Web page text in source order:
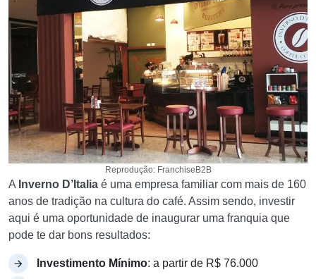
Reprodução: FranchiseB2B
A Inverno D’Italia é uma empresa familiar com mais de 160
anos de tradição na cultura do café. Assim sendo, investir
aqui é uma oportunidade de inaugurar uma franquia que
pode te dar bons resultados:
Investimento Mínimo: a partir de R$ 76.000